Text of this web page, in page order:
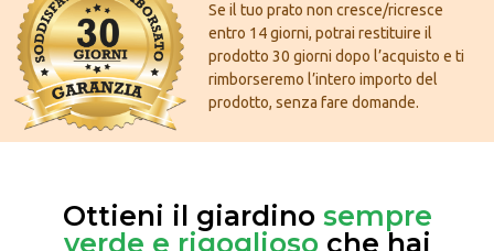
Se il tuo prato non cresce/ricresce
entro 14 giorni, potrai restituire il
prodotto 30 giorni dopo l’acquisto e ti
rimborseremo l’intero importo del
prodotto, senza fare domande.
Ottieni il giardino sempre
verde e rigoglioso che hai